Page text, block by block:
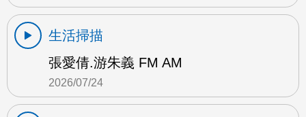
生活掃描
張愛倩.游朱義 FM AM
2026/07/24